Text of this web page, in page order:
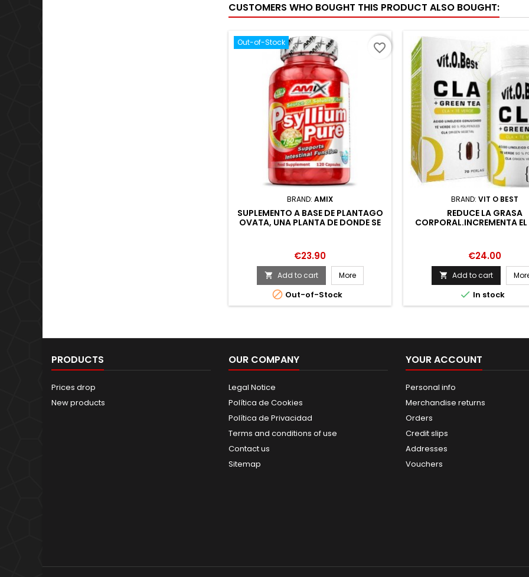
CUSTOMERS WHO BOUGHT THIS PRODUCT ALSO BOUGHT:
Out-of-Stock
BRAND: AMIX
SUPLEMENTO A BASE DE PLANTAGO
OVATA, UNA PLANTA DE DONDE SE
DE
Price
€23.90
 Add to cart More
 Out-of-Stock
favorite_border
BRAND: VIT O BEST
REDUCE LA GRASA
CORPORAL.INCREMENTA
ANTIOXIDANTE Y
SISTEMA IN
Price
€24.00
 Add to cart
 In stock
PRODUCTS
Prices drop
New products
OUR COMPANY
Legal Notice
Política de Cookies
Política de Privacidad
Terms and conditions of use
Contact us
Sitemap
YOUR ACCOUNT
Personal info
Merchandise returns
Orders
Credit slips
Addresses
Vouchers